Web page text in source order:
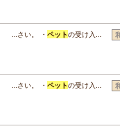
…さい。 ・ ペットの受け入…
…さい。 ・ ペットの受け入…